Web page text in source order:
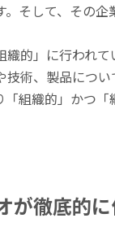
。そして、その
織的」に行われ
技術、製品につ
組織的」かつ「
が徹底的